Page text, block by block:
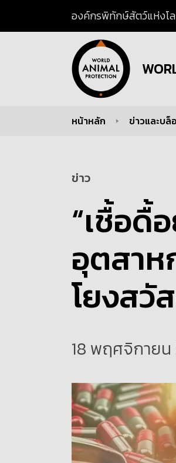
องค์กรพิทักษ์สัตว์แห่งโล
You are here:หน้าหลัก ข่าวและบล็
“เชื้อดื้
อุตสาห
โยงสวั
ข่าว
18 พฤศจิกายน